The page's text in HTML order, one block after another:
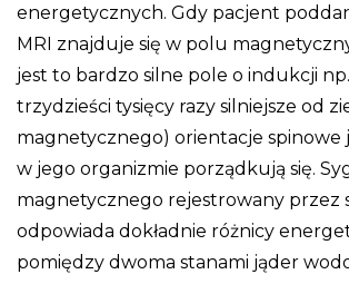
energetycznych. Gdy pacjent
MRI znajduje się w polu
jest to bardzo silne pole o indukcji np.
trzydzieści tysięcy razy silniejsze od
magnetycznego) orientacje spinowe
w jego organizmie porządkują się.
magnetycznego rejestrowany przez
odpowiada dokładnie różnicy
pomiędzy dwoma stanami jąder